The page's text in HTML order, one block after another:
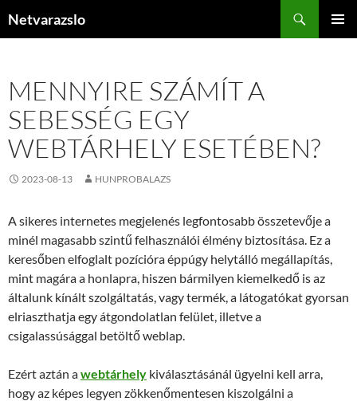
Netvarazslo
MENNYIRE SZÁMÍT A
SEBESSÉG EGY
WEBTÁRHELY ESETÉBEN?
2023-08-13 HUNPROBALAZS
A sikeres internetes megjelenés legfontosabb összetevője a
minél magasabb szintű felhasználói élmény biztosítása. Ez a
keresőben elfoglalt pozícióra éppúgy helytálló megállapítás,
mint magára a honlapra, hiszen bármilyen kiemelkedő is az
általunk kínált szolgáltatás, vagy termék, a látogatókat gyorsan
elriaszthatja egy átgondolatlan felület, illetve a
csigalassúsággal betöltő weblap.
Ezért aztán awebtárhely kiválasztásánál ügyelni kell arra,
hogy az képes legyen zökkenőmentesen kiszolgálni a